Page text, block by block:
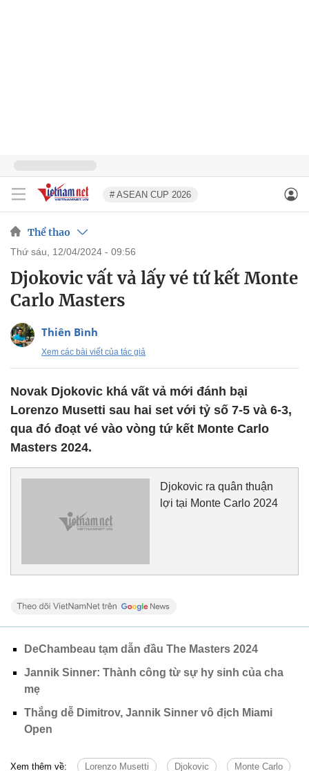
# ASEAN CUP 2026
Thể thao
thứ sáu, 12/04/2024 - 09:56
Djokovic vất vả lấy vé tứ kết Monte
Carlo Masters
Thiên Bình
Xem các bài viết của tác giả
Novak Djokovic khá vất vả mới đánh bại
Lorenzo Musetti sau hai set với tỷ số 7-5 và 6-3,
qua đó đoạt vé vào vòng tứ kết Monte Carlo
Masters 2024.
Djokovic ra quân thuận
lợi tại Monte Carlo 2024
DeChambeau tạm dẫn đầu The Masters 2024
Jannik Sinner: Thành công từ sự hy sinh của cha
mẹ
Thắng dễ Dimitrov, Jannik Sinner vô địch Miami
Open
Xem thêm về: Lorenzo Musetti Djokovic Monte Carlo